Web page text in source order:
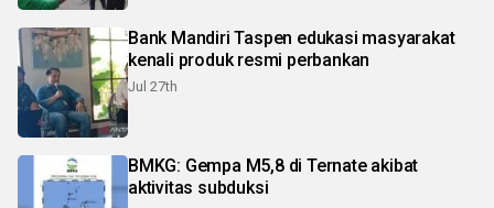
Bank Mandiri Taspen edukasi masyarakat
kenali produk resmi perbankan
Jul 27th
BMKG: Gempa M5,8 di Ternate akibat
aktivitas subduksi